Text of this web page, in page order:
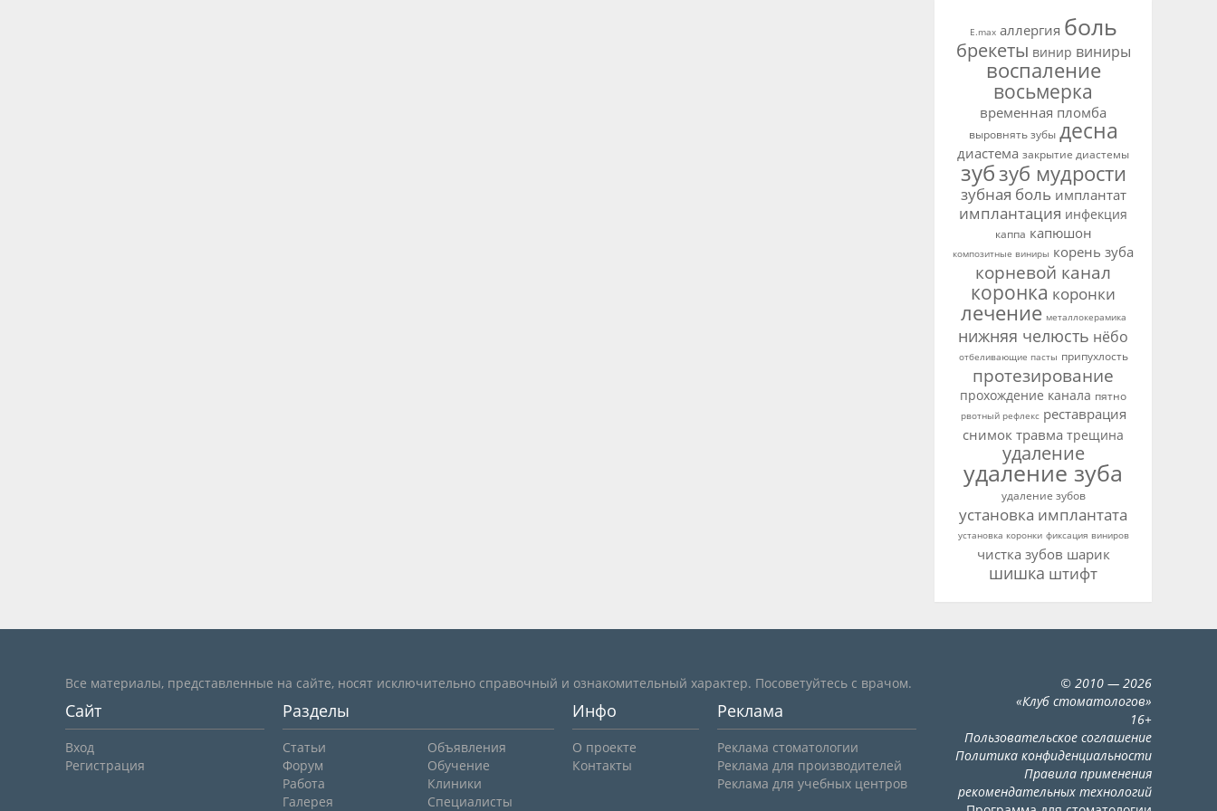
E.max аллергия боль
брекеты винир виниры
воспаление
восьмерка
временная пломба
выровнять зубы десна
диастема закрытие диастемы
зубзуб мудрости
зубная боль имплантат
имплантация инфекция
каппа капюшон
композитные виниры корень зуба
корневой канал
коронка коронки
лечение металлокерамика
нижняя челюсть нёбо
отбеливающие пасты припухлость
протезирование
прохождение канала пятно
рвотный рефлекс реставрация
снимок травма трещина
удаление
удаление зуба
удаление зубов
установка имплантата
установка коронки фиксация виниров
чистка зубов шарик
шишка штифт
Все материалы, представленные на сайте, носят исключительно справочный и ознакомительный характер. Посоветуйтесь с врачом.
Сайт
Вход
Регистрация
Разделы
Статьи
Форум
Работа
Галерея
Объявления
Обучение
Клиники
Специалисты
Инфо
О проекте
Контакты
Реклама
Реклама стоматологии
Реклама для производителей
Реклама для учебных центров
© 2010 — 2026
«Клуб стоматологов»
16+
Пользовательское соглашение
Политика конфиденциальности
Правила применения
рекомендательных технологий